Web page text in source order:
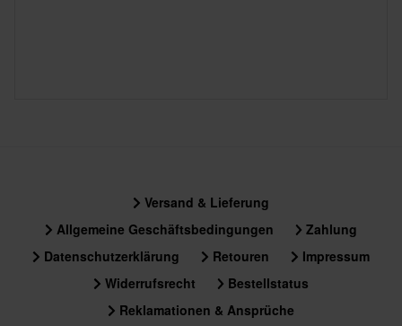
Versand & Lieferung
Allgemeine Geschäftsbedingungen
Zahlung
Datenschutzerklärung
Retouren
Impressum
Widerrufsrecht
Bestellstatus
Reklamationen & Ansprüche